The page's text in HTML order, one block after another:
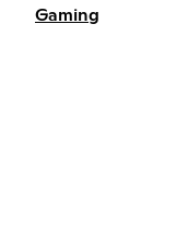
Gaming